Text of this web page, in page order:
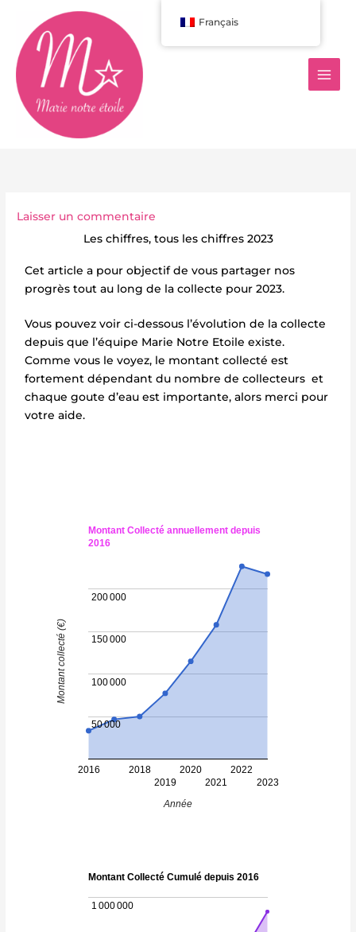
contenu
Laisser un commentaire
Les chiffres, tous les chiffres 2023
Cet article a pour objectif de vous partager nos
progrès tout au long de la collecte pour 2023.
Vous pouvez voir ci-dessous l’évolution de la collecte
depuis que l’équipe Marie Notre Etoile existe.
Comme vous le voyez, le montant collecté est
fortement dépendant du nombre de collecteurs et
chaque goute d’eau est importante, alors merci pour
votre aide.
Montant Collecté annuellement depuis
2016
2016
2018
2019
2020
2021
2022
2023
50 000
100 000
150 000
200 000
Année
Montant collecté (€)
Montant Collecté Cumulé depuis 2016
1 000 000
Français